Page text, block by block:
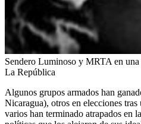
Sendero Luminoso y MRTA en
La República
Algunos grupos armados han
Nicaragua), otros en elecciones
varios han terminado atrapados en